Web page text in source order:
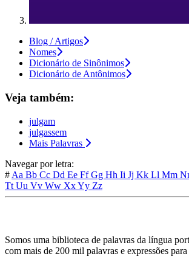
Blog / Artigos
Nomes
Dicionário de Sinônimos
Dicionário de Antônimos
Veja também:
julgam
julgassem
Mais Palavras
Navegar por letra:
# Aa Bb Cc Dd Ee FfGg Hh Ii Jj Kk Ll Mm
Tt Uu Vv Ww XxYy Zz
Somos uma biblioteca de palavras da língua
com mais de 200 mil palavras e expressões